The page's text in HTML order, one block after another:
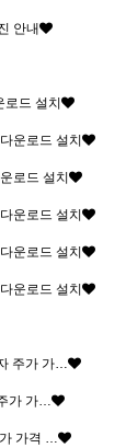
안내
드 설치
운로드 설치
로드 설치
운로드 설치
운로드 설치
운로드 설치
주가 가…
가 가…
가격 …